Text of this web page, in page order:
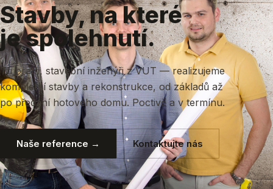
Stavby, na které
je spolehnutí.
Tři bratři, stavební inženýři z VUT — realizujeme
kompletní stavby a rekonstrukce, od základů až
po předání hotového domu. Poctivě a v termínu.
Naše reference → Kontaktujte nás